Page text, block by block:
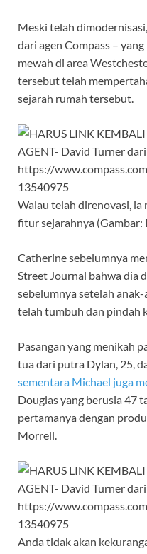
Meski telah
dari agen Compass –
mewah di area
tersebut telah
sejarah rumah tersebut.
Walau telah direnovasi,
fitur sejarahnya
Catherine sebelumnya
Street Journal bahwa dia
sebelumnya setelah
telah tumbuh dan pindah
Pasangan yang menikah
tua dari putra Dylan, 25,
sementara Michael juga
Douglas yang berusia 47
pertamanya dengan
Morrell.
Anda tidak akan